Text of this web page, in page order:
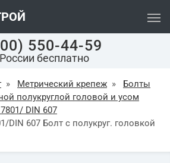
550-44-59
бесплатно
» Метрический крепеж »
Болты
полукруглой головой и усом
DIN 607
DIN 607 Болт с полукруг. головкой